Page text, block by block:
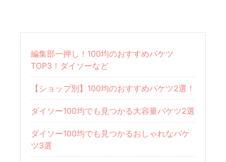
編集部一押し！100均のおすすめバケツ
TOP3！ダイソーなど
【ショップ別】100均のおすすめバケツ2選！
ダイソー100均でも見つかる大容量バケツ2選
ダイソー100均でも見つかるおしゃれなバケ
ツ3選